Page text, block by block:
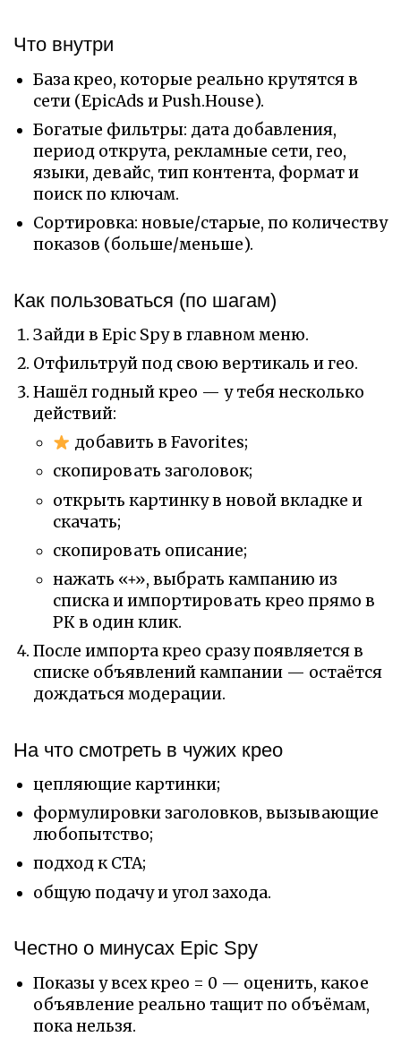
Что внутри
База крео, которые реально крутятся в
сети (EpicAds и Push.House).
Богатые фильтры: дата добавления,
период открута, рекламные сети, гео,
языки, девайс, тип контента, формат и
поиск по ключам.
Сортировка: новые/старые, по количеству
показов (больше/меньше).
Как пользоваться (по шагам)
Зайди в Epic Spy в главном меню.
Отфильтруй под свою вертикаль и гео.
Нашёл годный крео — у тебя несколько
действий:
добавить в Favorites;
скопировать заголовок;
открыть картинку в новой вкладке и
скачать;
скопировать описание;
нажать «+», выбрать кампанию из
списка и импортировать крео прямо в
РК в один клик.
После импорта крео сразу появляется в
списке объявлений кампании — остаётся
дождаться модерации.
На что смотреть в чужих крео
цепляющие картинки;
формулировки заголовков, вызывающие
любопытство;
подход к CTA;
общую подачу и угол захода.
Честно о минусах Epic Spy
Показы у всех крео = 0 — оценить, какое
объявление реально тащит по объёмам,
пока нельзя.